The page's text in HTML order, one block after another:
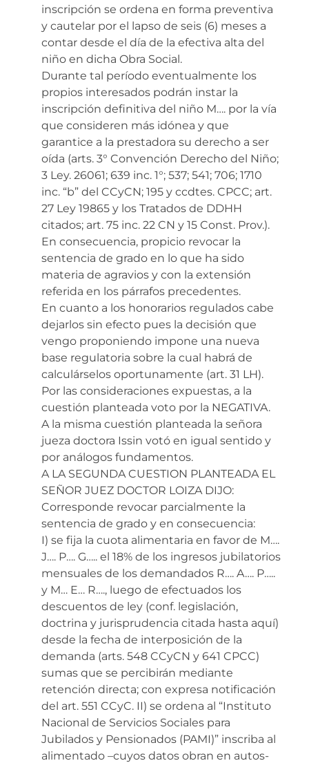
inscripción se ordena en forma preventiva
y cautelar por el lapso de seis (6) meses a
contar desde el día de la efectiva alta del
niño en dicha Obra Social.
Durante tal período eventualmente los
propios interesados podrán instar la
inscripción definitiva del niño M…. por la vía
que consideren más idónea y que
garantice a la prestadora su derecho a ser
oída (arts. 3° Convención Derecho del Niño;
3 Ley. 26061; 639 inc. 1°; 537; 541; 706; 1710
inc. “b” del CCyCN; 195 y ccdtes. CPCC; art.
27 Ley 19865 y los Tratados de DDHH
citados; art. 75 inc. 22 CN y 15 Const. Prov.).
En consecuencia, propicio revocar la
sentencia de grado en lo que ha sido
materia de agravios y con la extensión
referida en los párrafos precedentes.
En cuanto a los honorarios regulados cabe
dejarlos sin efecto pues la decisión que
vengo proponiendo impone una nueva
base regulatoria sobre la cual habrá de
calculárselos oportunamente (art. 31 LH).
Por las consideraciones expuestas, a la
cuestión planteada voto por la NEGATIVA.
A la misma cuestión planteada la señora
jueza doctora Issin votó en igual sentido y
por análogos fundamentos.
A LA SEGUNDA CUESTION PLANTEADA EL
SEÑOR JUEZ DOCTOR LOIZA DIJO:
Corresponde revocar parcialmente la
sentencia de grado y en consecuencia:
I) se fija la cuota alimentaria en favor de M….
J…. P…. G….. el 18% de los ingresos jubilatorios
mensuales de los demandados R…. A…. P…..
y M… E… R…., luego de efectuados los
descuentos de ley (conf. legislación,
doctrina y jurisprudencia citada hasta aquí)
desde la fecha de interposición de la
demanda (arts. 548 CCyCN y 641 CPCC)
sumas que se percibirán mediante
retención directa; con expresa notificación
del art. 551 CCyC. II) se ordena al “Instituto
Nacional de Servicios Sociales para
Jubilados y Pensionados (PAMI)” inscriba al
alimentado –cuyos datos obran en autos-